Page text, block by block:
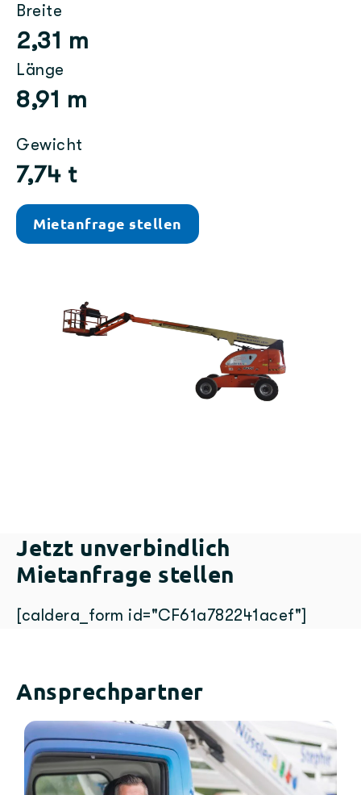
Breite
2,31 m
Länge
8,91 m
Gewicht
7,74 t
Mietanfrage stellen
Jetzt unverbindlich
Mietanfrage stellen
[caldera_form id="CF61a782241acef"]
Ansprechpartner